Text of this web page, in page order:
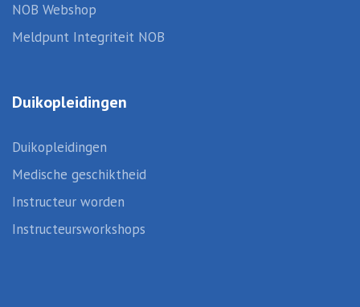
NOB Webshop
Meldpunt Integriteit NOB
Duikopleidingen
Duikopleidingen
Medische geschiktheid
Instructeur worden
Instructeursworkshops